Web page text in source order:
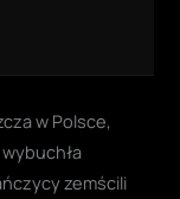
w Polsce,
zemścili